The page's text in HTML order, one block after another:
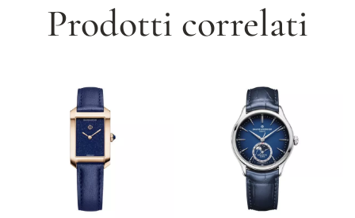
Prodotti correlati